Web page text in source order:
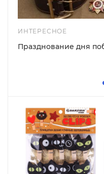
ИНТЕРЕСНОЕ
Празднование дня